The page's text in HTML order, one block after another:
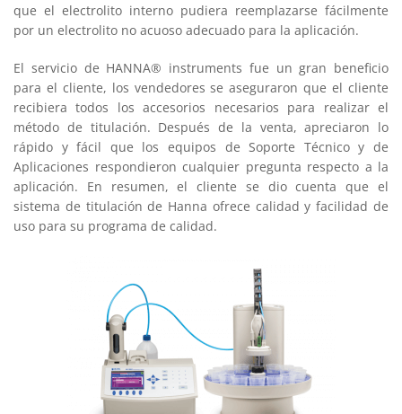
que el electrolito interno pudiera reemplazarse fácilmente
por un electrolito no acuoso adecuado para la aplicación.
El servicio de HANNA® instruments fue un gran beneficio
para el cliente, los vendedores se aseguraron que el cliente
recibiera todos los accesorios necesarios para realizar el
método de titulación. Después de la venta, apreciaron lo
rápido y fácil que los equipos de Soporte Técnico y de
Aplicaciones respondieron cualquier pregunta respecto a la
aplicación. En resumen, el cliente se dio cuenta que el
sistema de titulación de Hanna ofrece calidad y facilidad de
uso para su programa de calidad.